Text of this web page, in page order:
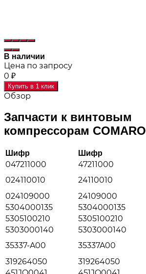
В наличии
Цена по запросу
0 ₽
Купить в 1 клик
Обзор
Запчасти к винтовым
компрессорам COMARO
Шифр Шифр
047211000 47211000
024110010
24110010
024109000
24109000
5304000135
5304000135
5305100210
5305100210
5303000140
5303000140
35337-A00
35337A00
319264050
319264050